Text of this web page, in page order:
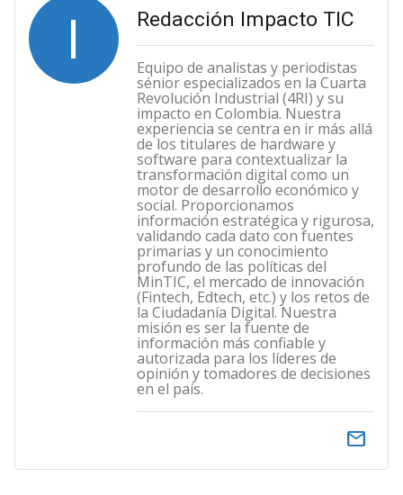
I Redacción Impacto TIC
Equipo de analistas y periodistas
sénior especializados en la Cuarta
Revolución Industrial (4RI) y su
impacto en Colombia. Nuestra
experiencia se centra en ir más allá
de los titulares de hardware y
software para contextualizar la
transformación digital como un
motor de desarrollo económico y
social. Proporcionamos
información estratégica y rigurosa,
validando cada dato con fuentes
primarias y un conocimiento
profundo de las políticas del
MinTIC, el mercado de innovación
(Fintech, Edtech, etc.) y los retos de
la Ciudadanía Digital. Nuestra
misión es ser la fuente de
información más confiable y
autorizada para los líderes de
opinión y tomadores de decisiones
en el país.
email